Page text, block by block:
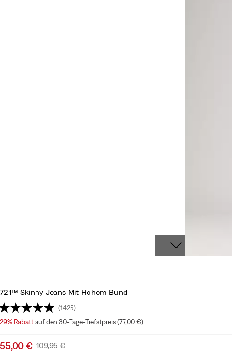
721™ Skinny Jeans Mit Hohem Bund
(1425)
29% Rabattauf den 30-Tage-Tiefstpreis (77,00 €)
Sale
55,00 € Original
109,95 €